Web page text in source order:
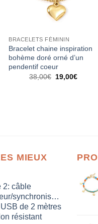
BRACELETS FÉMININ
Bracelet chaine inspiration
bohème doré orné d’un
pendentif coeur
38,00€ Le
19,00€Le
MIEUX
2: câble
synchronisation
de 2 mètres
résistant